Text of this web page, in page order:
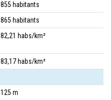
855 habitants
865 habitants
82,21 habs/km²
83,17 habs/km²
125 m